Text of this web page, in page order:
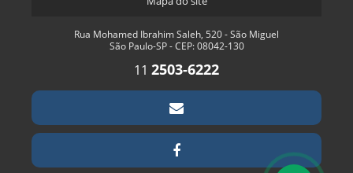
Rua Mohamed Ibrahim Saleh, 520 - São Miguel
São Paulo-SP - CEP: 08042-130
11 2503-6222